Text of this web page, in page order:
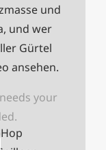
und
und wer
Gürtel
ansehen.
your